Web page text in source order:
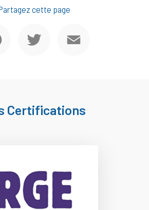
cette page
Certifications